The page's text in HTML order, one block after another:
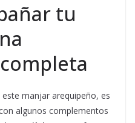
tu
manjar arequipeño, es
algunos complementos